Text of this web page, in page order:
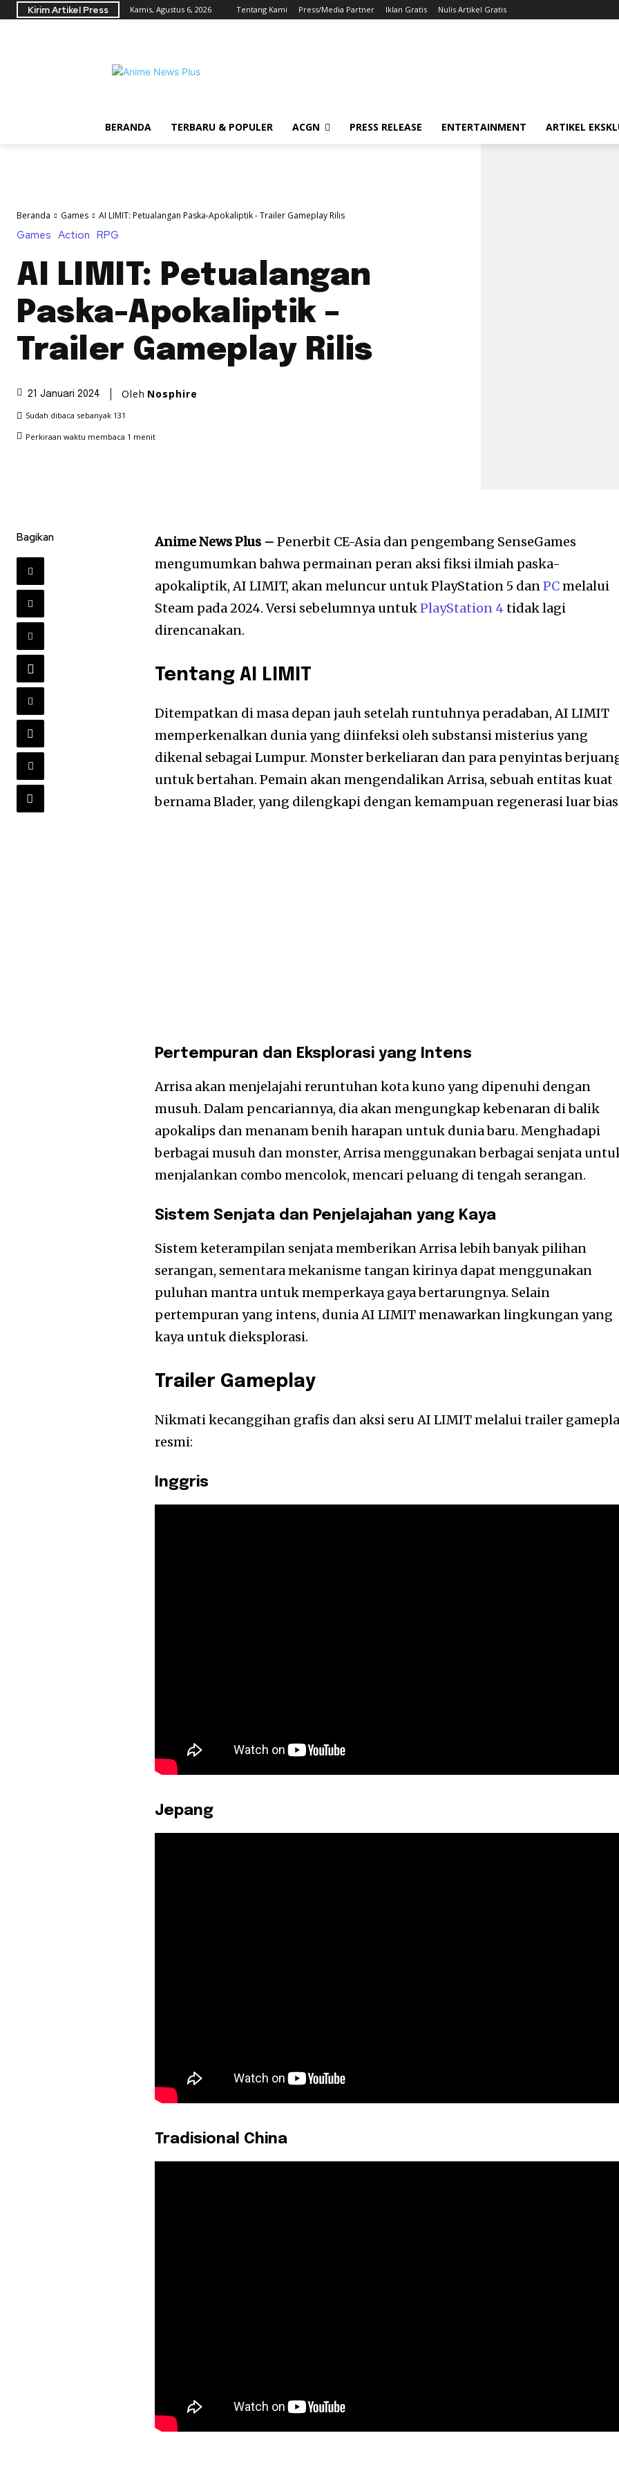
Kirim Artikel Press Kamis, Agustus 6, 2026 Tentang Kami Press/Media Partner Iklan Gratis Nulis Artikel Gratis
BERANDA TERBARU & POPULER ACGN PRESS RELEASE ENTERTAINMENT ARTIKEL
Beranda Games AI LIMIT: Petualangan Paska-Apokaliptik - Trailer Gameplay Rilis
Games Action RPG
AI LIMIT: Petualangan
Paska-Apokaliptik –
Trailer Gameplay Rilis
21 Januari 2024 Oleh Nosphire
Sudah dibaca sebanyak 131
Perkiraan waktu membaca 1 menit
Bagikan Anime News Plus –Penerbit CE-Asia dan pengembang SenseGames
mengumumkan bahwa permainan peran aksi fiksi ilmiah paska-
apokaliptik, AI LIMIT, akan meluncur untuk PlayStation 5 danPCmelalui
Steam pada 2024. Versi sebelumnya untukPlayStation 4tidak lagi
direncanakan.
Tentang AI LIMIT
Ditempatkan di masa depan jauh setelah runtuhnya peradaban, AI LIMIT
memperkenalkan dunia yang diinfeksi oleh substansi misterius yang
dikenal sebagai Lumpur. Monster berkeliaran dan para penyintas
untuk bertahan. Pemain akan mengendalikan Arrisa, sebuah entitas kuat
bernama Blader, yang dilengkapi dengan kemampuan regenerasi luar
Pertempuran dan Eksplorasi yang Intens
Arrisa akan menjelajahi reruntuhan kota kuno yang dipenuhi dengan
musuh. Dalam pencariannya, dia akan mengungkap kebenaran di balik
apokalips dan menanam benih harapan untuk dunia baru. Menghadapi
berbagai musuh dan monster, Arrisa menggunakan berbagai senjata
menjalankan combo mencolok, mencari peluang di tengah serangan.
Sistem Senjata dan Penjelajahan yang Kaya
Sistem keterampilan senjata memberikan Arrisa lebih banyak pilihan
serangan, sementara mekanisme tangan kirinya dapat menggunakan
puluhan mantra untuk memperkaya gaya bertarungnya. Selain
pertempuran yang intens, dunia AI LIMIT menawarkan lingkungan yang
kaya untuk dieksplorasi.
Trailer Gameplay
Nikmati kecanggihan grafis dan aksi seru AI LIMIT melalui trailer
resmi:
Inggris
Jepang
Tradisional China